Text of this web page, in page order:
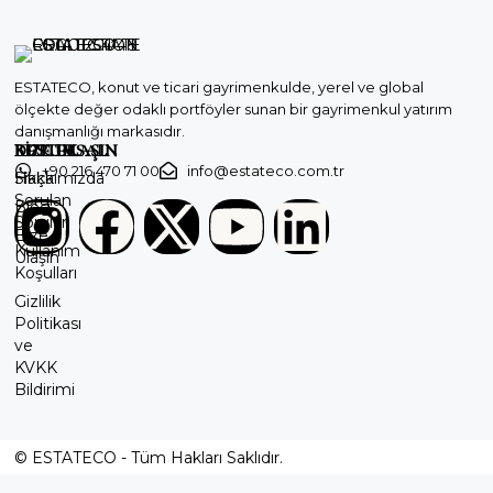
ESTATECO, konut ve ticari gayrimenkulde, yerel ve global
ölçekte değer odaklı portföyler sunan bir gayrimenkul yatırım
danışmanlığı markasıdır.
KURUMSAL
Hakkımızda
Blog
Bize
Ulaşın
DESTEK
Sıkça
Sorulan
Sorular
Kullanım
Koşulları
Gizlilik
Politikası
ve
KVKK
Bildirimi
BİZE ULAŞIN
+90 216 470 71 00 info@estateco.com.tr
© ESTATECO - Tüm Hakları Saklıdır.